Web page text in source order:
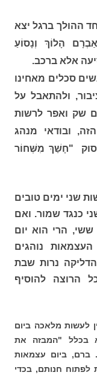
ברגל יצא
הָלוֹךְ וְנָסוֹעַ
אלא ברכב.
מאחינו
ולהתאבל על
שק ואפר לרשות
ובודאי מנהג
"חָשַׁךְ מִשְּׁחוֹר
ימים טובים
כנגד שמור. ואם
הרי הוא יום
נוהגים
נרות שבת
הרוצה להוסיף
מלאכה ביום
בכלל "המבזה את
ברם, ביום עצמאות
חנותם, בכדי